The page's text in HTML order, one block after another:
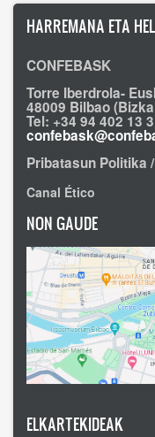
HARREMANA ETA
CONFEBASK
Torre Iberdrola-
48009 Bilbao
Tel: +34 94 402 13
Pribatasun Politika
Canal Ético
NON GAUDE
ELKARTEKIDEAK